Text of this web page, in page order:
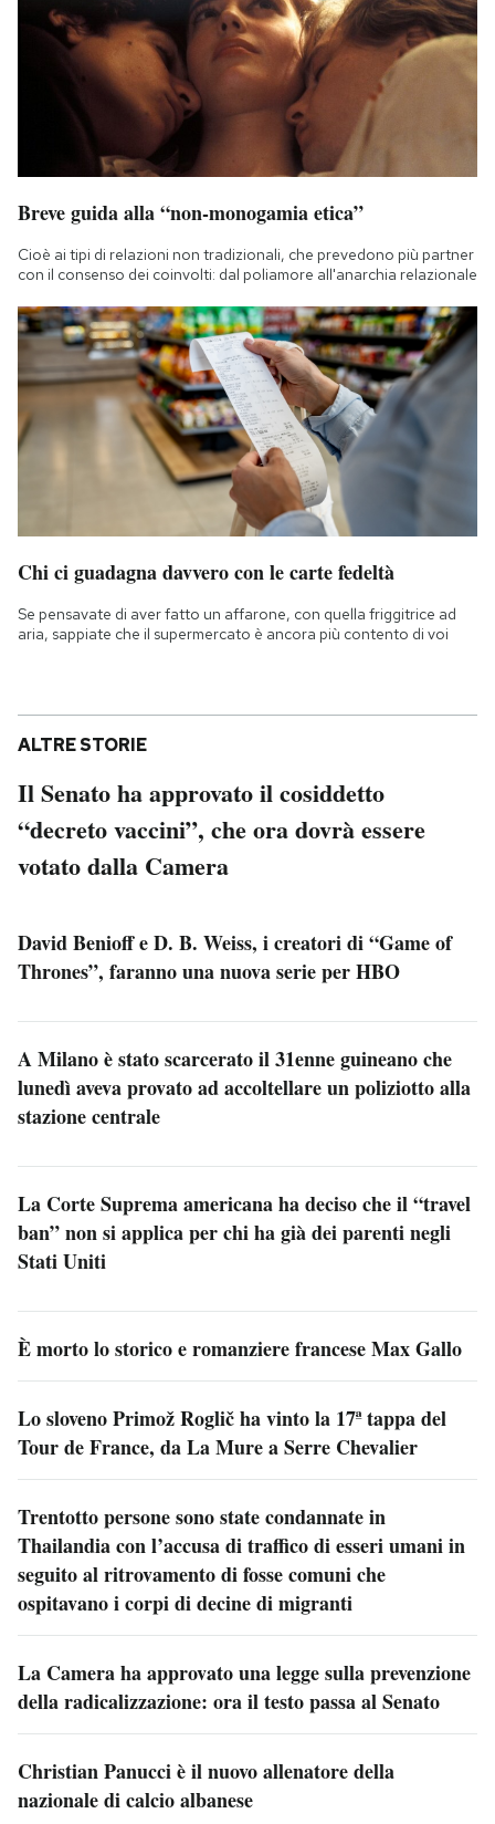
Breve guida alla “non-monogamia etica”
Cioè ai tipi di relazioni non tradizionali, che prevedono più partner
con il consenso dei coinvolti: dal poliamore all'anarchia relazionale
Chi ci guadagna davvero con le carte fedeltà
Se pensavate di aver fatto un affarone, con quella friggitrice ad
aria, sappiate che il supermercato è ancora più contento di voi
ALTRE STORIE
Il Senato ha approvato il cosiddetto
“decreto vaccini”, che ora dovrà essere
votato dalla Camera
David Benioff e D. B. Weiss, i creatori di “Game of
Thrones”, faranno una nuova serie per HBO
A Milano è stato scarcerato il 31enne guineano che
lunedì aveva provato ad accoltellare un poliziotto alla
stazione centrale
La Corte Suprema americana ha deciso che il “travel
ban” non si applica per chi ha già dei parenti negli
Stati Uniti
È morto lo storico e romanziere francese Max Gallo
Lo sloveno Primož Roglič ha vinto la 17ª tappa del
Tour de France, da La Mure a Serre Chevalier
Trentotto persone sono state condannate in
Thailandia con l’accusa di traffico di esseri umani in
seguito al ritrovamento di fosse comuni che
ospitavano i corpi di decine di migranti
La Camera ha approvato una legge sulla prevenzione
della radicalizzazione: ora il testo passa al Senato
Christian Panucci è il nuovo allenatore della
nazionale di calcio albanese